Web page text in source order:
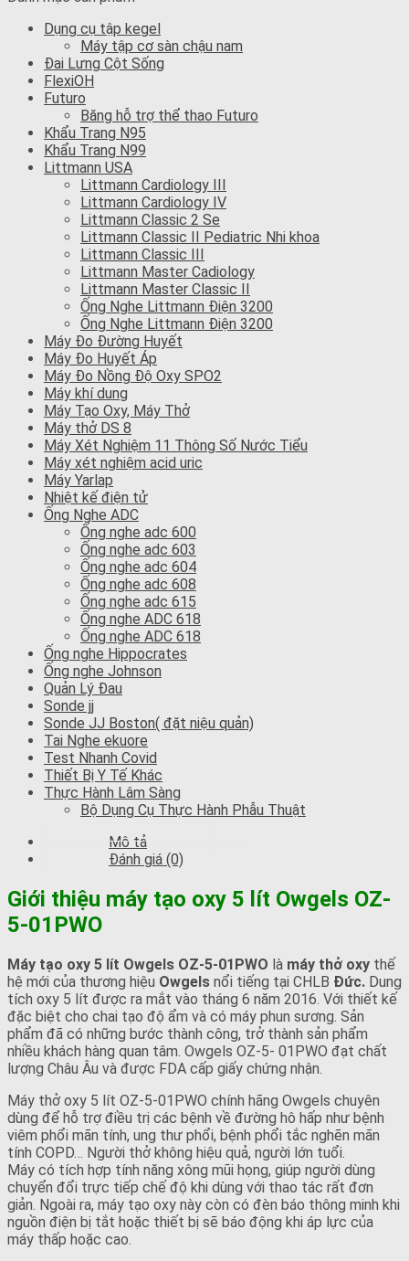
Dụng cụ tập kegel
Máy tập cơ sàn chậu nam
Đai Lưng Cột Sống
FlexiOH
Futuro
Băng hỗ trợ thể thao Futuro
Khẩu Trang N95
Khẩu Trang N99
Littmann USA
Littmann Cardiology III
Littmann Cardiology IV
Littmann Classic 2 Se
Littmann Classic II Pediatric Nhi khoa
Littmann Classic III
Littmann Master Cadiology
Littmann Master Classic II
Ống Nghe Littmann Điện 3200
Ống Nghe Littmann Điện 3200
Máy Đo Đường Huyết
Máy Đo Huyết Áp
Máy Đo Nồng Độ Oxy SPO2
Máy khí dung
Máy Tạo Oxy, Máy Thở
Máy thở DS 8
Máy Xét Nghiệm 11 Thông Số Nước Tiểu
Máy xét nghiệm acid uric
Máy Yarlap
Nhiệt kế điện tử
Ống Nghe ADC
Ống nghe adc 600
Ống nghe adc 603
Ống nghe adc 604
Ống nghe adc 608
Ống nghe adc 615
Ống nghe ADC 618
Ống nghe ADC 618
Ống nghe Hippocrates
Ống nghe Johnson
Quản Lý Đau
Sonde jj
Sonde JJ Boston( đặt niệu quản)
Tai Nghe ekuore
Test Nhanh Covid
Thiết Bị Y Tế Khác
Thực Hành Lâm Sàng
Bộ Dụng Cụ Thực Hành Phẫu Thuật
Mô tả
Đánh giá (0)
Giới thiệu máy tạo oxy 5 lít Owgels OZ-
5-01PWO
Máy tạo oxy 5 lít Owgels OZ-5-01PWO là máy thở oxy thế
hệ mới của thương hiệu Owgels nổi tiếng tại CHLB Đức. Dung
tích oxy 5 lít được ra mắt vào tháng 6 năm 2016. Với thiết kế
đặc biệt cho chai tạo độ ẩm và có máy phun sương. Sản
phẩm đã có những bước thành công, trở thành sản phẩm
nhiều khách hàng quan tâm. Owgels OZ-5- 01PWO đạt chất
lượng Châu Âu và được FDA cấp giấy chứng nhận.
Máy thở oxy 5 lít OZ-5-01PWO chính hãng Owgels chuyên
dùng để hỗ trợ điều trị các bệnh về đường hô hấp như bệnh
viêm phổi mãn tính, ung thư phổi, bệnh phổi tắc nghẽn mãn
tính COPD… Người thở không hiệu quả, người lớn tuổi.
Máy có tích hợp tính năng xông mũi họng, giúp người dùng
chuyển đổi trực tiếp chế độ khi dùng với thao tác rất đơn
giản. Ngoài ra, máy tạo oxy này còn có đèn báo thông minh khi
nguồn điện bị tắt hoặc thiết bị sẽ báo động khi áp lực của
máy thấp hoặc cao.